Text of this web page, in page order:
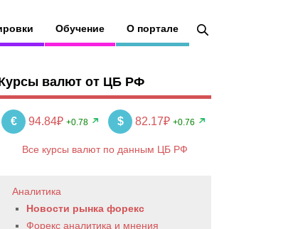
Обучение О портале
валют от ЦБ РФ
€ 94.84₽ +0.78 $ 82.17₽ +0.76
Все курсы валют по данным ЦБ РФ
Аналитика
Новости рынка форекс
Форекс аналитика и мнения